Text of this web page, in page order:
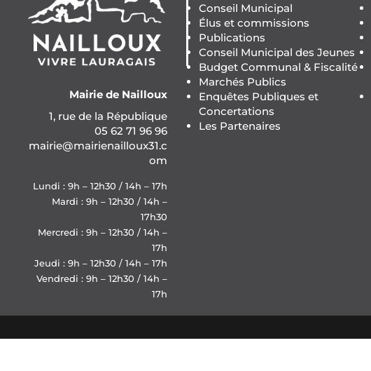
Mairie de Nailloux
1, rue de la République
05 62 71 96 96
mairie@mairienailloux31.c
om
Lundi : 9h – 12h30 / 14h – 17h
Mardi : 9h – 12h30 / 14h –
17h30
Mercredi : 9h – 12h30 / 14h –
17h
Jeudi : 9h – 12h30 / 14h – 17h
Vendredi : 9h – 12h30 / 14h –
17h
Conseil Municipal
Élus et commissions
Publications
Conseil Municipal des Jeunes
Budget Communal & Fiscalité
Marchés Publics
Enquêtes Publiques et
Concertations
Les Partenaires